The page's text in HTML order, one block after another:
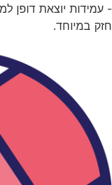
במיוחד.